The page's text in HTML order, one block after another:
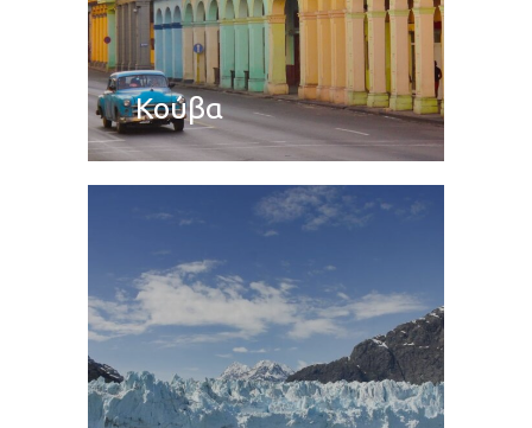
Κούβα